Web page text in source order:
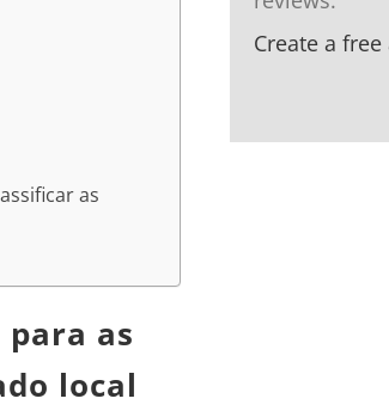
as
as
local
Create a